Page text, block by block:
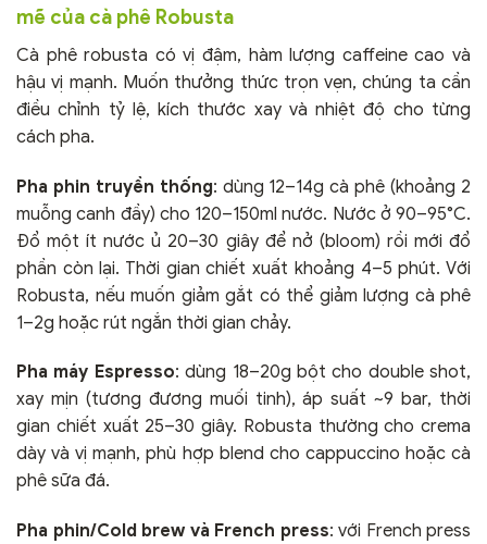
mẽ của cà phê Robusta
Cà phê robusta có vị đậm, hàm lượng caffeine cao và
hậu vị mạnh. Muốn thưởng thức trọn vẹn, chúng ta cần
điều chỉnh tỷ lệ, kích thước xay và nhiệt độ cho từng
cách pha.
Pha phin truyền thống: dùng 12–14g cà phê (khoảng 2
muỗng canh đầy) cho 120–150ml nước. Nước ở 90–95°C.
Đổ một ít nước ủ 20–30 giây để nở (bloom) rồi mới đổ
phần còn lại. Thời gian chiết xuất khoảng 4–5 phút. Với
Robusta, nếu muốn giảm gắt có thể giảm lượng cà phê
1–2g hoặc rút ngắn thời gian chảy.
Pha máy Espresso: dùng 18–20g bột cho double shot,
xay mịn (tương đương muối tinh), áp suất ~9 bar, thời
gian chiết xuất 25–30 giây. Robusta thường cho crema
dày và vị mạnh, phù hợp blend cho cappuccino hoặc cà
phê sữa đá.
Pha phin/Cold brew và French press: với French press